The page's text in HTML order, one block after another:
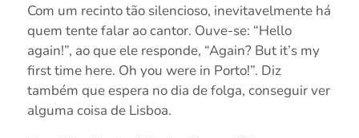
Com um recinto tão silencioso, inevitavelmente há
quem tente falar ao cantor. Ouve-se: “Hello
again!”, ao que ele responde, “Again? But it’s my
first time here. Oh you were in Porto!”. Diz
também que espera no dia de folga, conseguir ver
alguma coisa de Lisboa.